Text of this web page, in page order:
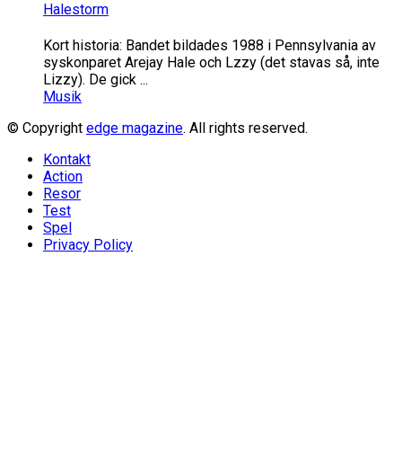
Halestorm
Kort historia: Bandet bildades 1988 i Pennsylvania av
syskonparet Arejay Hale och Lzzy (det stavas så, inte
Lizzy). De gick ...
Musik
© Copyright edge magazine. All rights reserved.
Kontakt
Action
Resor
Test
Spel
Privacy Policy